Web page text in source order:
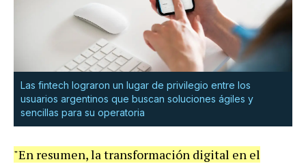
Las fintech lograron un lugar de privilegio entre los
usuarios argentinos que buscan soluciones ágiles y
sencillas para su operatoria
"En resumen, la transformación digital en el